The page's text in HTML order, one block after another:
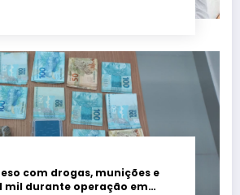
com drogas, munições e
mil durante operação em